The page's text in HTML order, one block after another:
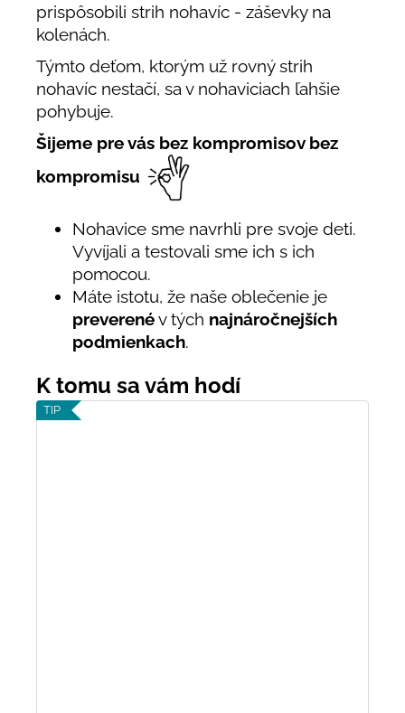
prispôsobili strih nohavíc - záševky na
kolenách.
Týmto deťom, ktorým už rovný strih
nohavíc nestačí, sa v nohaviciach ľahšie
pohybuje.
Šijeme pre vás bez kompromisov bez
kompromisu
Nohavice sme navrhli pre svoje deti.
Vyvíjali a testovali sme ich s ich
pomocou.
Máte istotu, že naše oblečenie je
preverenév tých najnáročnejších
podmienkach.
TIP